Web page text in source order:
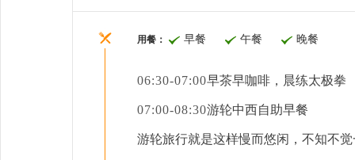
用餐： 早餐 午餐 晚餐
06:30-07:00早茶早咖啡，晨练太极拳
07:00-08:30游轮中西自助早餐
游轮旅行就是这样慢而悠闲，不知不觉